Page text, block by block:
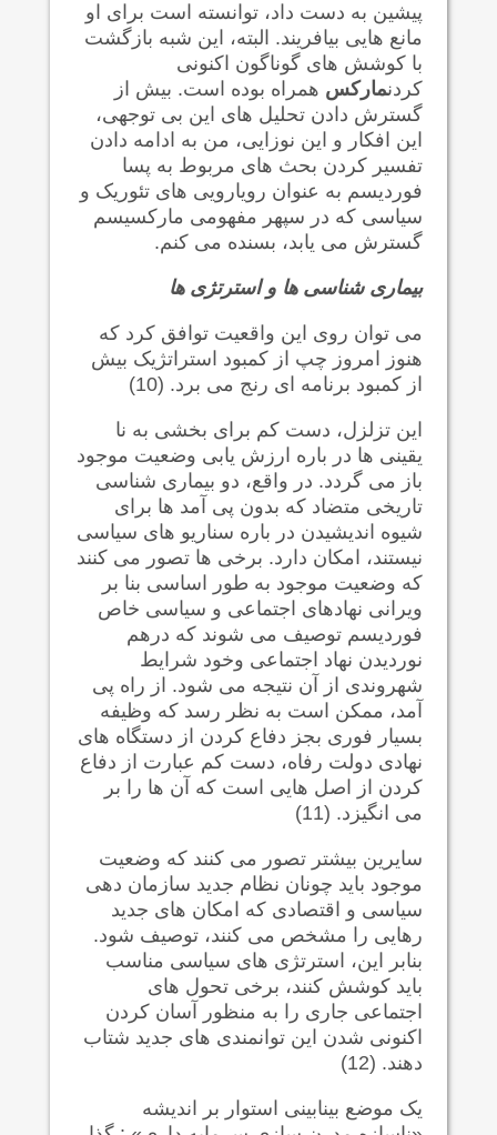
پیشین به دست داد، توانسته است برای او
مانع هایی بیافریند. البته، این شبه بازگشت
با کوشش های گوناگون اکنونی
کردنمارکس همراه بوده است. بیش از
گسترش دادن تحلیل های این بی توجهی،
این افکار و این نوزایی، من به ادامه دادن
تفسیر کردن بحث های مربوط به پسا
فوردیسم به عنوان رویارویی های تئوریک و
سیاسی که در سپهر مفهومی مارکسیسم
گسترش می یابد، بسنده می کنم.
بیماری شناسی ها و استرتژی ها
می توان روی این واقعیت توافق کرد که
هنوز امروز چپ از کمبود استراتژیک بیش
از کمبود برنامه ای رنج می برد. (10)
این تزلزل، دست کم برای بخشی به نا
یقینی ها در باره ارزش یابی وضعیت موجود
باز می گردد. در واقع، دو بیماری شناسی
تاریخی متضاد که بدون پی آمد ها برای
شیوه اندیشیدن در باره سناریو های سیاسی
نیستند، امکان دارد. برخی ها تصور می کنند
که وضعیت موجود به طور اساسی بنا بر
ویرانی نهادهای اجتماعی و سیاسی خاص
فوردیسم توصیف می شوند که درهم
نوردیدن نهاد اجتماعی وخود شرایط
شهروندی از آن نتیجه می شود. از راه پی
آمد، ممکن است به نظر رسد که وظیفه
بسیار فوری بجز دفاع کردن از دستگاه های
نهادی دولت رفاه، دست کم عبارت از دفاع
کردن از اصل هایی است که آن ها را بر
می انگیزد. (11)
سایرین بیشتر تصور می کنند که وضعیت
موجود باید چونان نظام جدید سازمان دهی
سیاسی و اقتصادی که امکان های جدید
رهایی را مشخص می کنند، توصیف شود.
بنابر این، استرتژی های سیاسی مناسب
باید کوشش کنند، برخی تحول های
اجتماعی جاری را به منظور آسان کردن
اکنونی شدن این توانمندی های جدید شتاب
دهند. (12)
یک موضع بینابینی استوار بر اندیشه